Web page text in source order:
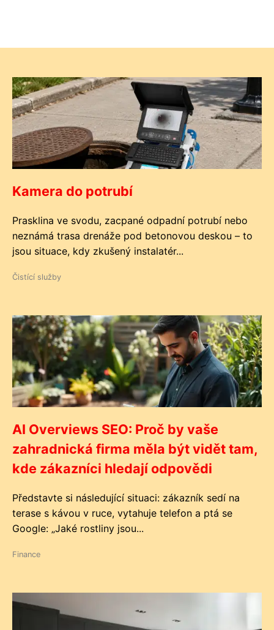
Kamera do potrubí
Prasklina ve svodu, zacpané odpadní potrubí nebo
neznámá trasa drenáže pod betonovou deskou – to
jsou situace, kdy zkušený instalatér...
Čistící služby
AI Overviews SEO: Proč by vaše
zahradnická firma měla být vidět tam,
kde zákazníci hledají odpovědi
Představte si následující situaci: zákazník sedí na
terase s kávou v ruce, vytahuje telefon a ptá se
Google: „Jaké rostliny jsou...
Finance